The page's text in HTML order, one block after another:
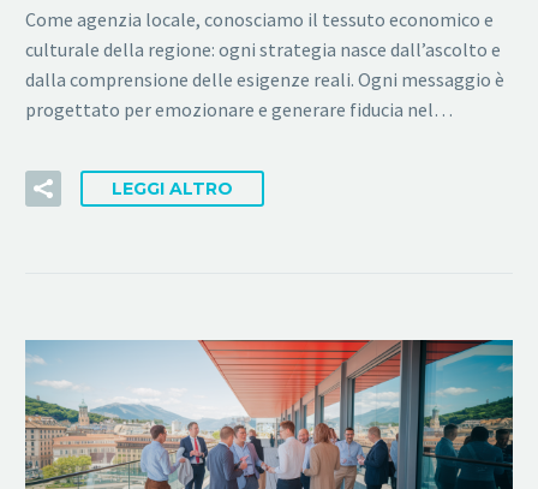
Come agenzia locale, conosciamo il tessuto economico e
culturale della regione: ogni strategia nasce dall’ascolto e
dalla comprensione delle esigenze reali. Ogni messaggio è
progettato per emozionare e generare fiducia nel…
LEGGI ALTRO